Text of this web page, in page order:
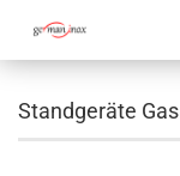
Standgeräte Gas